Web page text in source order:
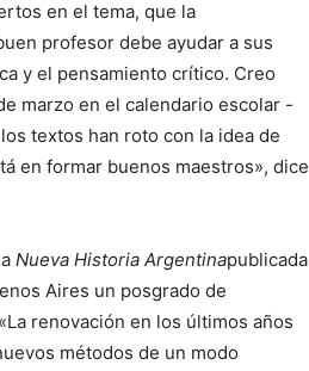
en el tema, que la
profesor debe ayudar a sus
y el pensamiento crítico. Creo
marzo en el calendario escolar -
textos han roto con la idea de
en formar buenos maestros», dice
Nueva Historia Argentinapublicada
Aires un posgrado de
renovación en los últimos años
métodos de un modo